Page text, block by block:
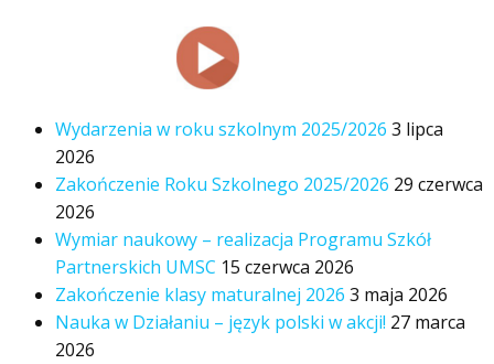
Wydarzenia w roku szkolnym 2025/2026 3 lipca
2026
Zakończenie Roku Szkolnego 2025/2026 29 czerwca
2026
Wymiar naukowy – realizacja Programu Szkół
Partnerskich UMSC 15 czerwca 2026
Zakończenie klasy maturalnej 2026 3 maja 2026
Nauka w Działaniu – język polski w akcji! 27 marca
2026